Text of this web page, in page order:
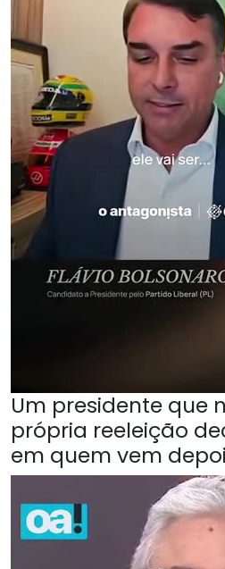
Um presidente que
própria reeleição
em quem vem